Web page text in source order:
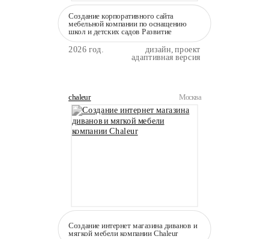
Создание корпоративного сайта
мебельной компании по оснащению
школ и детских садов Развитие
2026 год. дизайн, проект
адаптивная версия
chaleur Москва
Создание интернет магазина диванов и
мягкой мебели компании Сhaleur